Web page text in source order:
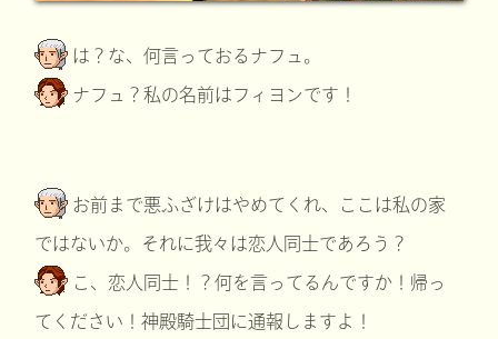
は？な、何言っておるナフュ。
ナフュ？私の名前はフィヨンです！
お前まで悪ふざけはやめてくれ、ここは私の家
ではないか。それに我々は恋人同士であろう？
こ、恋人同士！？何を言ってるんですか！帰っ
てください！神殿騎士団に通報しますよ！